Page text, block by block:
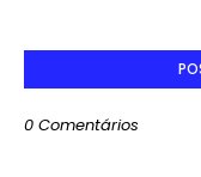
0 Comentários